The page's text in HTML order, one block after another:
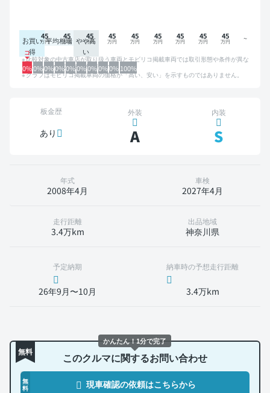
お買い
得
平均相場 やや高
い
0%0%0%0%0%0%0%0%0%100%
45 45 45 45 45 45 45 45 45
比較対象の中古車店が取り扱う車両とモビリコ掲載車両では取引形態や条件が異な
るため、グラフは参考情報です。
グラフはモビリコ掲載車両の価格が「高い、安い」を示すものではありません。
板金歴
あり
外装
A
内装
S
年式
2008年4月
車検
2027年4月
走行距離
3.4万km
出品地域
神奈川県
予定納期
26年9月〜10月
納車時の予想走行距離
3.4万km
無料 このクルマに関するお問い合わせ
無
料
現車確認の依頼はこちらから
かんたん！1分で完了